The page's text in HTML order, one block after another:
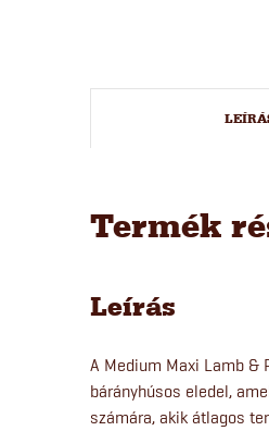
Termék
Leírás
A Medium Maxi Lamb &
bárányhúsos eledel,
számára, akik átlagos